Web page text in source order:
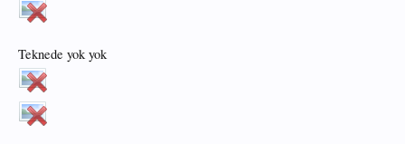
Teknede yok yok